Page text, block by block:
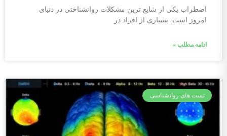
اضطراب یکی از شایع ترین مشکلات روانشناختی در دنیای
امروز است. بسیاری از افراد در
ادامه مطلب »
تست های روانشناسی